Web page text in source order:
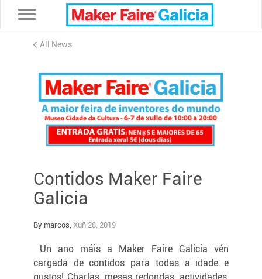
Toggle navigation
All News
Contidos Maker Faire
Galicia
By marcos, Xuñ 28, 2019
Un ano máis a Maker Faire Galicia vén
cargada de contidos para todas a idade e